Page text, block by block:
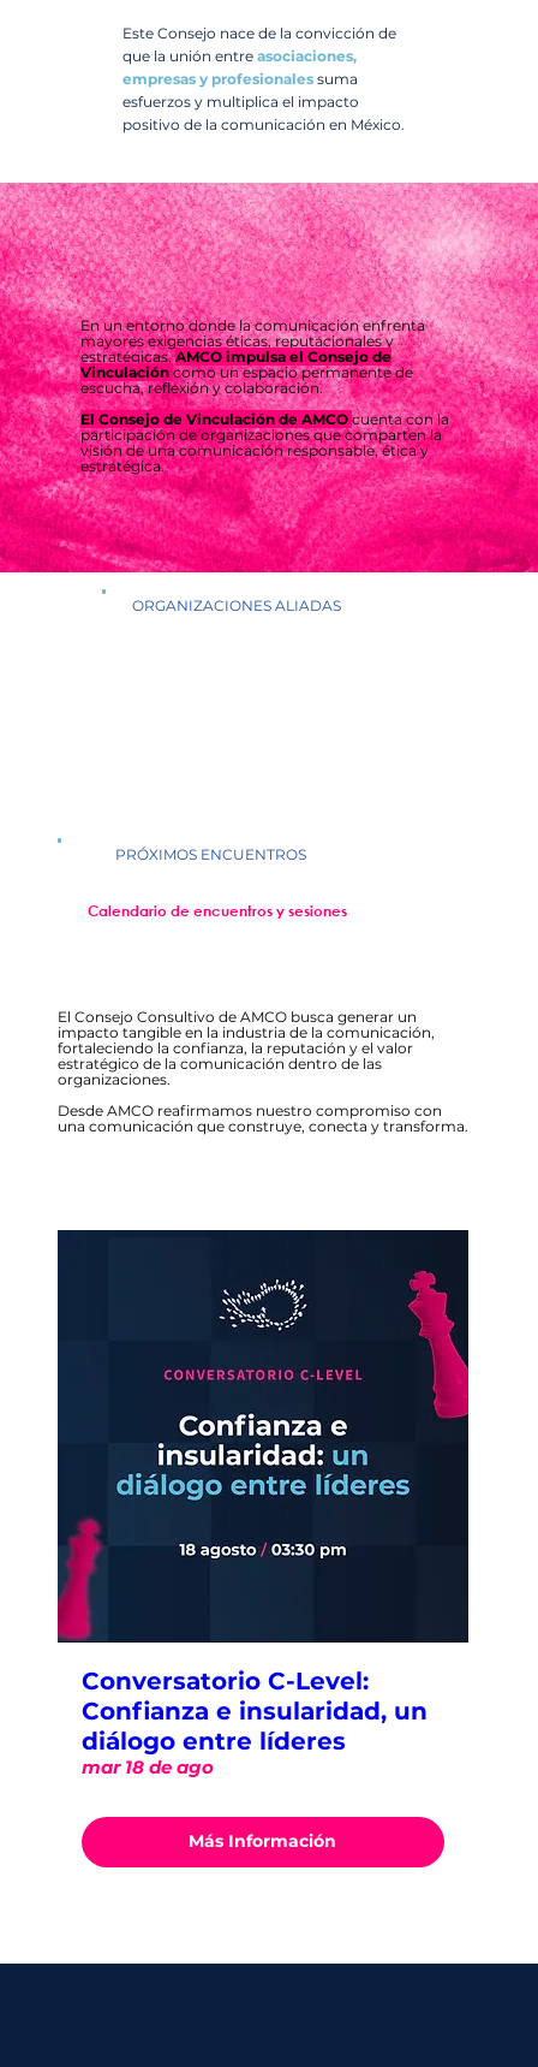
Este Consejo nace de la convicción de
que la unión entre asociaciones,
empresas y profesionales suma
esfuerzos y multiplica el impacto
positivo de la comunicación en México.
En un entorno donde la comunicación enfrenta
mayores exigencias éticas, reputacionales y
estratégicas,AMCO impulsa el Consejo de
Vinculacióncomo un espacio permanente de
escucha, reflexión y colaboración.
El Consejo de Vinculación de AMCOcuenta con la
participación de organizaciones que comparten la
visión de una comunicación responsable, ética y
estratégica.
ORGANIZACIONES ALIADAS
PRÓXIMOS ENCUENTROS
Calendario de encuentros y sesiones
El Consejo Consultivo de AMCO busca generar un
impacto tangible en la industria de la comunicación,
fortaleciendo la confianza, la reputación y el valor
estratégico de la comunicación dentro de las
organizaciones.
Desde AMCO reafirmamos nuestro compromiso con
una comunicación que construye, conecta y transforma.
Conversatorio C-Level:
Confianza e insularidad, un
diálogo entre líderes
mar 18 de ago
Más Información